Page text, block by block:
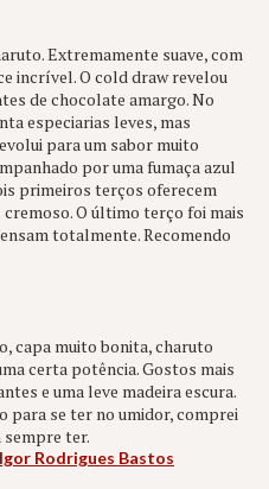
Extremamente suave, com
incrível. O cold draw revelou
de chocolate amargo. No
especiarias leves, mas
para um sabor muito
por uma fumaça azul
primeiros terços oferecem
O último terço foi mais
totalmente. Recomendo
capa muito bonita, charuto
certa potência. Gostos mais
e uma leve madeira escura.
para se ter no umidor, comprei
sempre ter.
Igor Rodrigues Bastos